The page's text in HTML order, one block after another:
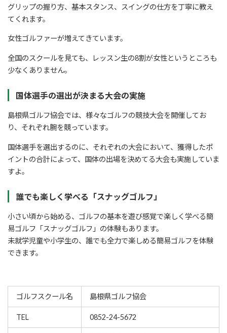
グリップの握り方、基本スタンス、スイングの仕方を丁寧に教え
てくれます。
女性ゴルファーが増えてきています。
全国のスクールを見ても、レッスン生の8割が女性というところも
少なくありません。
国体選手の選出が決まる大会の実施
島根県ゴルフ協会では、様々なゴルフの競技大会を開催してお
り、それぞれ腕を競っています。
国体選手を選出するのに、それぞれの大会において、獲得したポ
イントの合計によって、国体の出場を決めてる大会も実施していま
すよ。
誰でも楽しく学べる「スナッグゴルフ」
小さい頃から始める、ゴルフの基本を遊び感覚で楽しく学べる簡
易ゴルフ「スナッグゴルフ」の体験もあります。
未就学児童や小学生の、誰でも全力で楽しめる簡易ゴルフを体験
できます。
ゴルフスクール名 島根県ゴルフ協会
TEL 0852-24-5672